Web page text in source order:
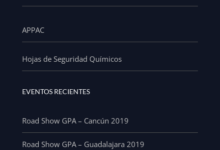
APPAC
Hojas de Seguridad Químicos
EVENTOS RECIENTES
Road Show GPA – Cancún 2019
Road Show GPA – Guadalajara 2019